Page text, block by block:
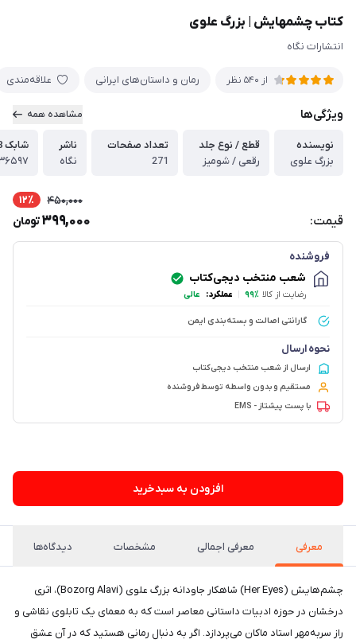
کتاب چشمهايش | بزرگ علوی
انتشارات نگاه
از 540 نظر رمان و داستان‌های ایرانی علاقه‌مندی
ویژگی‌ها مشاهده همه
نویسنده
بزرگ علوی
قطع / نوع جلد
رقعی / شومیز
تعداد صفحات
271
ناشر
نگاه
شابک 13 رقمی | ISBN-13
قیمت:
450,000 12٪
399,000تومان
فروشنده
شعب منتخب دیجی‌کتاب
رضایت از کالا ۹۹٪ عملکرد: عالی
گارانتی اصالت و بسته‌بندی ایمن
نحوه ارسال
ارسال از شعب منتخب دیجی‌کتاب
مستقیم و بدون واسطه توسط فروشنده
با پست پیشتاز - EMS
افزودن به سبدخرید
معرفی معرفی اجمالی مشخصات دیدگاه‌ها
چشم‌هایش (Her Eyes) شاهکار جاودانه بزرگ علوی (Bozorg Alavi)، اثری
درخشان در حوزه ادبیات داستانی معاصر است که به معمای یک تابلوی نقاشی و
راز سر‌به‌مهر استاد ماکان می‌پردازد. اگر به دنبال رمانی هستید که در آن عشق